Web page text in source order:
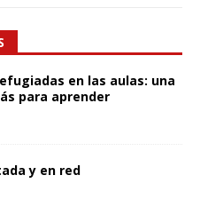
en las aulas: una
para aprender
y en red